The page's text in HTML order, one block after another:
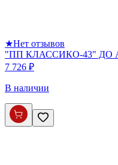
★Нет отзывов
"ПП КЛАССИКО-43" ДО
7 726 ₽
В наличии